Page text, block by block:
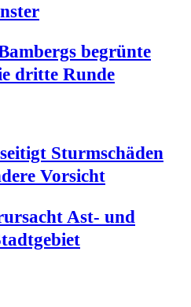
begrün­te
drit­te Runde
Sturm­schä­den
Vorsicht
Ast- und